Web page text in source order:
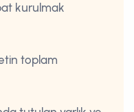
kurulmak
toplam